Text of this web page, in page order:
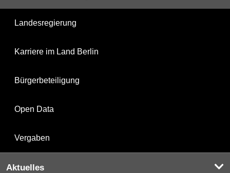
Landesregierung
Karriere im Land Berlin
Bürgerbeteiligung
Open Data
Vergaben
Aktuelles